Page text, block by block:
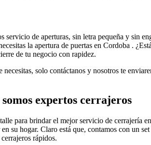
servicio de aperturas, sin letra pequeña y sin
la apertura de puertas en Cordoba .
de tu negocio con rapidez.
solo contáctanos y nosotros te
expertos cerrajeros
para brindar el mejor servicio de cerrajería
su hogar. Claro está que, contamos con un
rápidos.